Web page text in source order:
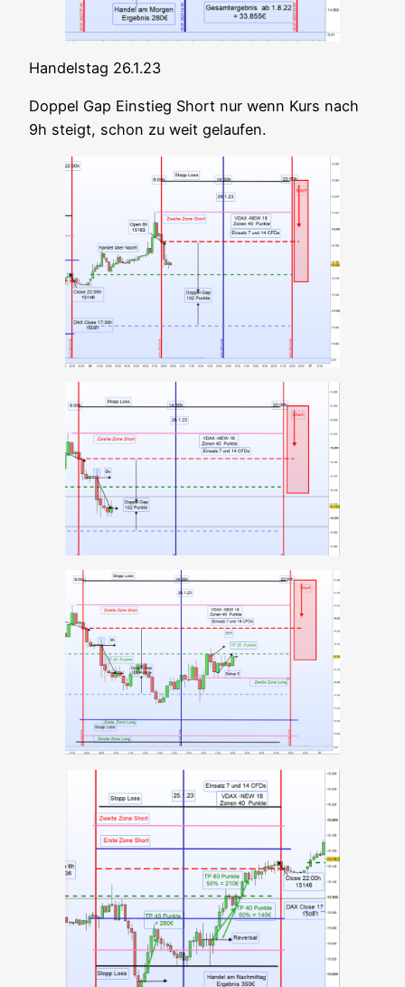
Han­dels­tag 26.1.23
Dop­pel Gap Ein­stieg Short nur wenn Kurs nach
9h steigt, schon zu weit gelaufen.